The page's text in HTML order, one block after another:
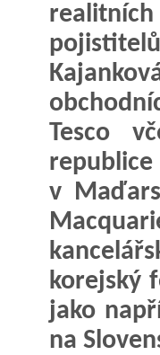
Tesco
v
korejský
jako
na